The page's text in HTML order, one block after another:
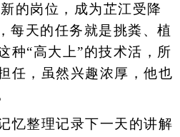
的岗位，成为芷江受降
每天的任务就是挑粪、植
种“高大上”的技术活，所
任，虽然兴趣浓厚，他也
忆整理记录下一天的讲解